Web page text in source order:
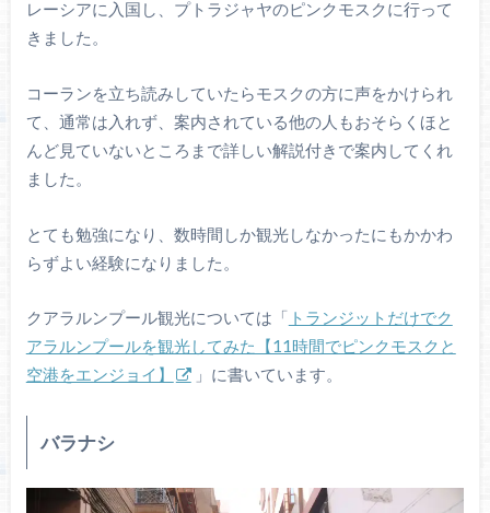
レーシアに入国し、プトラジャヤのピンクモスクに行って
きました。
コーランを立ち読みしていたらモスクの方に声をかけられ
て、通常は入れず、案内されている他の人もおそらくほと
んど見ていないところまで詳しい解説付きで案内してくれ
ました。
とても勉強になり、数時間しか観光しなかったにもかかわ
らずよい経験になりました。
クアラルンプール観光については「 トランジットだけでク
アラルンプールを観光してみた【11時間でピンクモスクと
空港をエンジョイ】
」に書いています。
バラナシ